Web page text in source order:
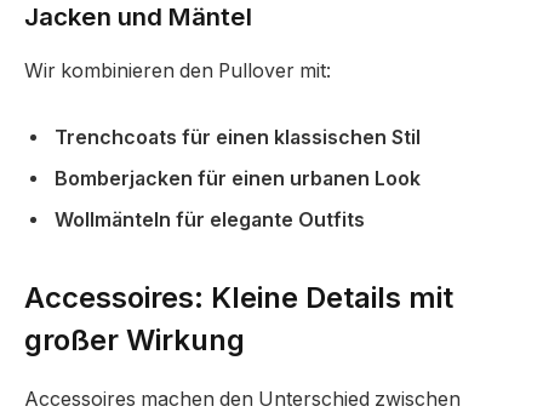
Jacken und Mäntel
Wir kombinieren den Pullover mit:
Trenchcoats für einen klassischen Stil
Bomberjacken für einen urbanen Look
Wollmänteln für elegante Outfits
Accessoires: Kleine Details mit
großer Wirkung
Accessoires machen den Unterschied zwischen